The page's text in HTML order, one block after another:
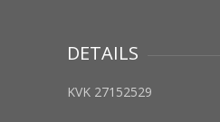
DETAILS
KVK 27152529